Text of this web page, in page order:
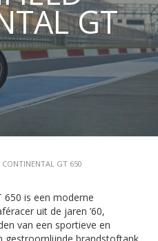
GT
CONTINENTAL GT 650
650 is een moderne
uit de jaren ’60,
van een sportieve en